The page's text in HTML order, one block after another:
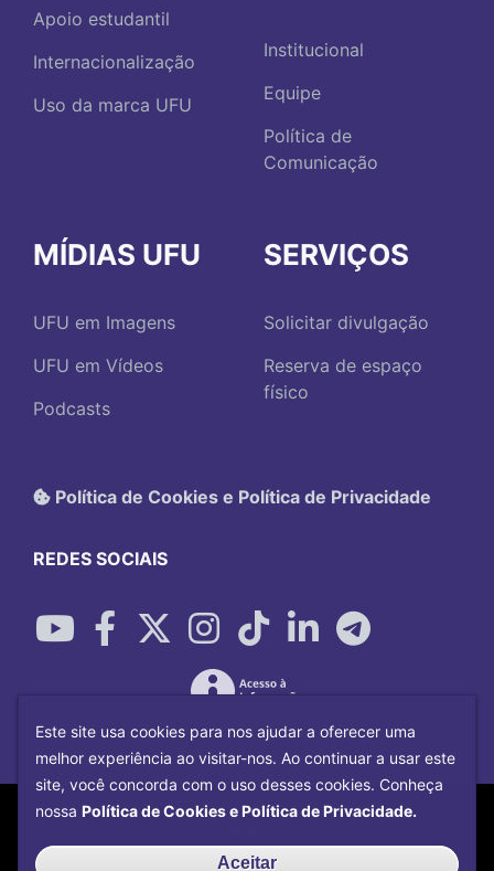
Apoio estudantil
Internacionalização
Uso da marca UFU
Institucional
Equipe
Política de
Comunicação
MÍDIAS UFU
UFU em Imagens
UFU em Vídeos
Podcasts
SERVIÇOS
Solicitar divulgação
Reserva de espaço
físico
Política de Cookies e Política de Privacidade
REDES SOCIAIS
Copyright©2026Universidade Federal
Centro de Tecnologia da
Este site usa cookies para nos ajudar a oferecer uma
melhor experiência ao visitar-nos. Ao continuar a usar este
site, você concorda com o uso desses cookies. Conheça
nossa Política de Cookies e Política de Privacidade.
Aceitar